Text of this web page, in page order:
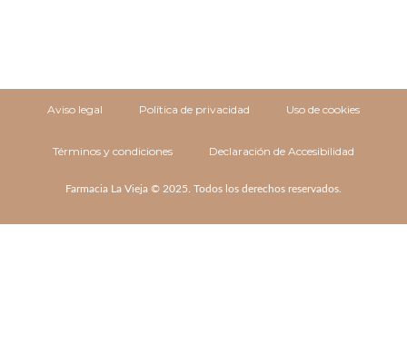
Aviso legal Política de privacidad Uso de cookies
Términos y condiciones Declaración de Accesibilidad
Farmacia La Vieja © 2025. Todos los derechos reservados.